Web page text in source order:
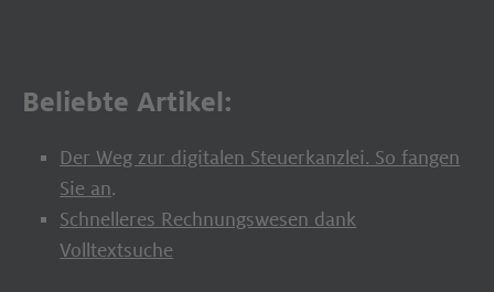
Beliebte Artikel:
Der Weg zur digitalen Steuerkanzlei. So fangen
Sie an.
Schnelleres Rechnungswesen dank
Volltextsuche